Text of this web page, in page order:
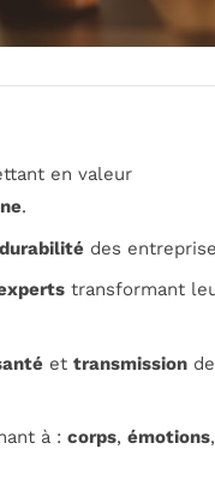
en valeur
.
des
transformant
et transmission
à : corps, émotions,